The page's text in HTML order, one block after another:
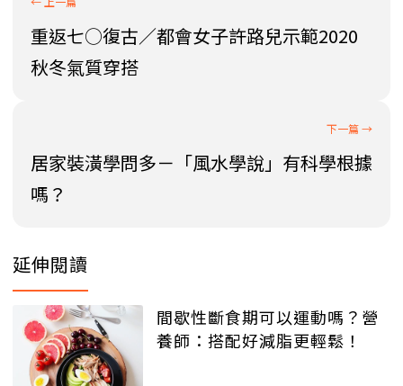
重返七○復古／都會女子許路兒示範2020
秋冬氣質穿搭
居家裝潢學問多－「風水學說」有科學根據
嗎？
延伸閱讀
間歇性斷食期可以運動嗎？營
養師：搭配好減脂更輕鬆！